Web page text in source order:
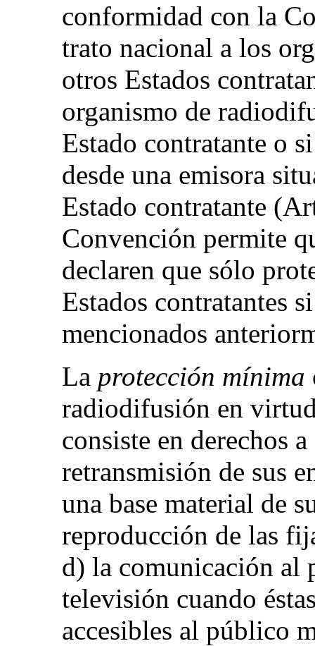
conformidad con la
trato nacional a los
otros Estados
organismo de
Estado contratante o
desde una emisora
Estado contratante
Convención permite
declaren que sólo
Estados contratantes
mencionados
La protección mínima
radiodifusión en
consiste en derechos
retransmisión de sus
una base material de
reproducción de las
d) la comunicación al
televisión cuando
accesibles al público